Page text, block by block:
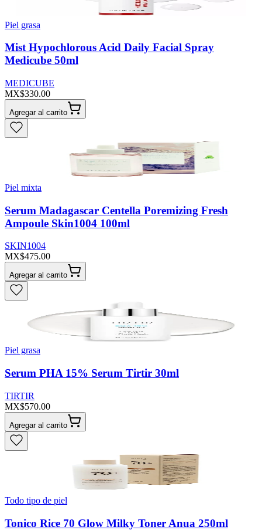
Piel grasa
Mist Hypochlorous Acid Daily Facial Spray
Medicube 50ml
MEDICUBE
MX$330.00
Agregar al carrito
Piel mixta
Serum Madagascar Centella Poremizing Fresh
Ampoule Skin1004 100ml
SKIN1004
MX$475.00
Agregar al carrito
Piel grasa
Serum PHA 15% Serum Tirtir 30ml
TIRTIR
MX$570.00
Agregar al carrito
Todo tipo de piel
Tonico Rice 70 Glow Milky Toner Anua 250ml